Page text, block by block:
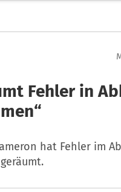
Fehler in
hat Fehler im